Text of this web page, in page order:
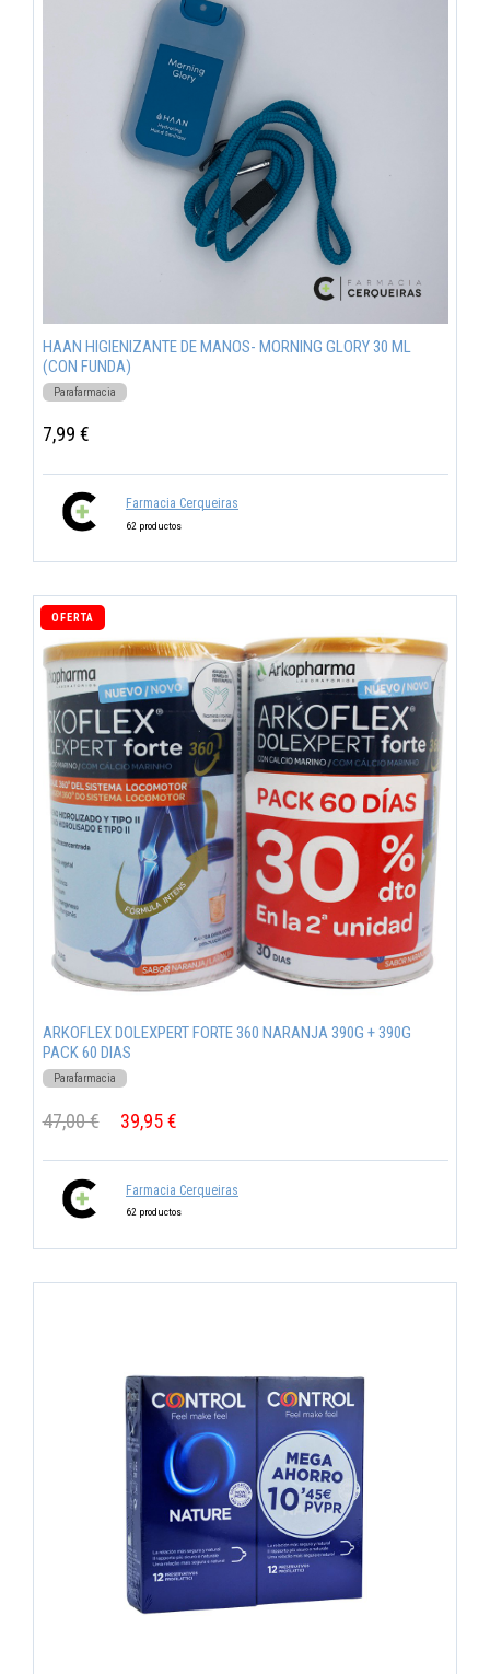
HAAN HIGIENIZANTE DE MANOS- MORNING GLORY 30 ML
(CON FUNDA)
Parafarmacia
7,99 €
Farmacia Cerqueiras
62 productos
OFERTA
ARKOFLEX DOLEXPERT FORTE 360 NARANJA 390G + 390G
PACK 60 DIAS
Parafarmacia
47,00 € 39,95 €
Farmacia Cerqueiras
62 productos